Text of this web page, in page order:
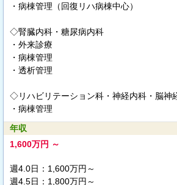
・病棟管理（回復リハ病棟中心）
◇腎臓内科・糖尿病内科
・外来診療
・病棟管理
・透析管理
◇リハビリテーション科・神経内科・脳神
・病棟管理
年収
1,600万円 ～
週4.0日：1,600万円～
週4.5日：1,800万円～